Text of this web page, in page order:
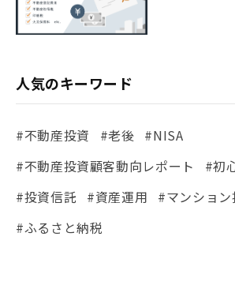
人気のキーワード
#不動産投資 #老後 #NISA
#不動産投資顧客動向レポート
#初
#投資信託
#資産運用
#マンション
#ふるさと納税